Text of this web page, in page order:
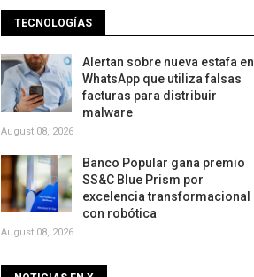
TECNOLOGÍAS
Alertan sobre nueva estafa en
WhatsApp que utiliza falsas
facturas para distribuir
malware
August 08, 2026
Banco Popular gana premio
SS&C Blue Prism por
excelencia transformacional
con robótica
August 08, 2026